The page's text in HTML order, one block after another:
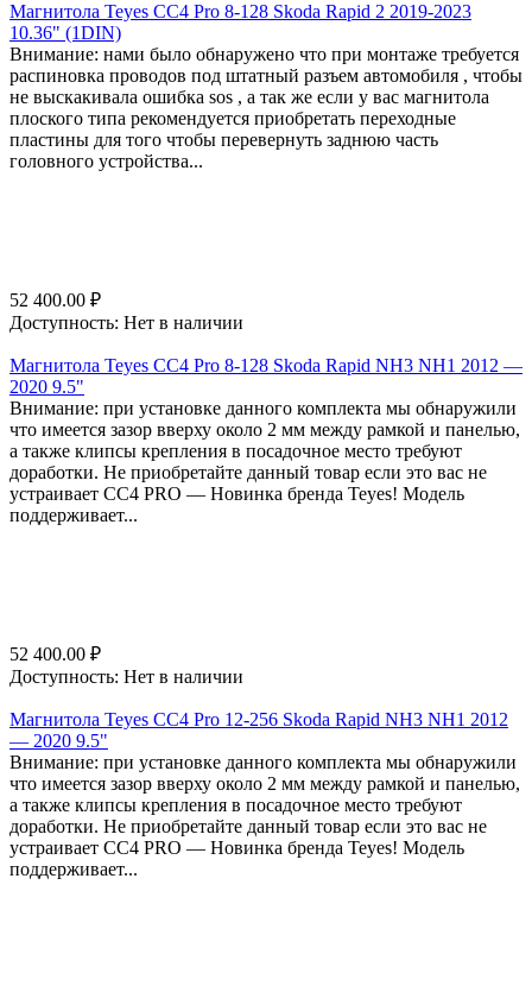
Магнитола Teyes CC4 Pro 8-128 Skoda Rapid 2 2019-2023
10.36" (1DIN)
Внимание: нами было обнаружено что при монтаже требуется
распиновка проводов под штатный разъем автомобиля , чтобы
не выскакивала ошибка sos , а так же если у вас магнитола
плоского типа рекомендуется приобретать переходные
пластины для того чтобы перевернуть заднюю часть
головного устройства...
52 400.00 ₽
Доступность: Нет в наличии
Магнитола Teyes CC4 Pro 8-128 Skoda Rapid NH3 NH1 2012 —
2020 9.5"
Внимание: при установке данного комплекта мы обнаружили
что имеется зазор вверху около 2 мм между рамкой и панелью,
а также клипсы крепления в посадочное место требуют
доработки. Не приобретайте данный товар если это вас не
устраивает СС4 PRO — Новинка бренда Teyes! Модель
поддерживает...
52 400.00 ₽
Доступность: Нет в наличии
Магнитола Teyes CC4 Pro 12-256 Skoda Rapid NH3 NH1 2012
— 2020 9.5"
Внимание: при установке данного комплекта мы обнаружили
что имеется зазор вверху около 2 мм между рамкой и панелью,
а также клипсы крепления в посадочное место требуют
доработки. Не приобретайте данный товар если это вас не
устраивает СС4 PRO — Новинка бренда Teyes! Модель
поддерживает...